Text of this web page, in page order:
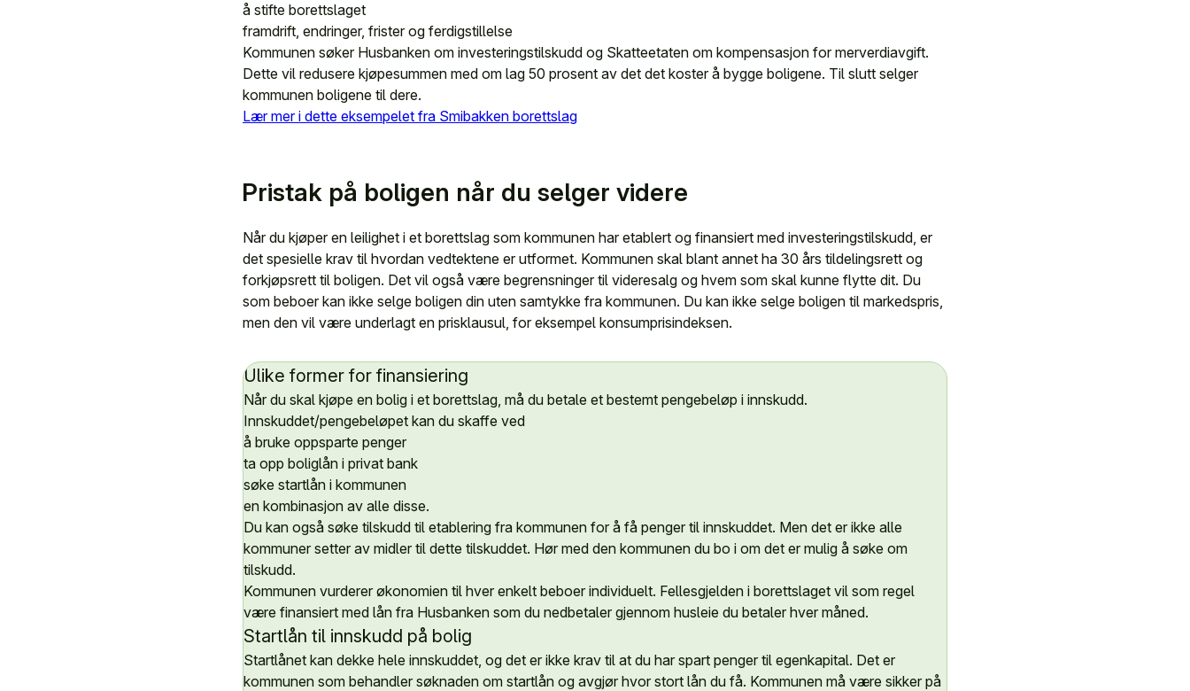
å stifte borettslaget
framdrift, endringer, frister og ferdigstillelse
Kommunen søker Husbanken om investeringstilskudd og Skatteetaten om kompensasjon for merverdiavgift.
Dette vil redusere kjøpesummen med om lag 50 prosent av det det koster å bygge boligene. Til slutt selger
kommunen boligene til dere.
Lær mer i dette eksempelet fra Smibakken borettslag
Pristak på boligen når du selger videre
Når du kjøper en leilighet i et borettslag som kommunen har etablert og finansiert med investeringstilskudd, er
det spesielle krav til hvordan vedtektene er utformet. Kommunen skal blant annet ha 30 års tildelingsrett og
forkjøpsrett til boligen. Det vil også være begrensninger til videresalg og hvem som skal kunne flytte dit. Du
som beboer kan ikke selge boligen din uten samtykke fra kommunen. Du kan ikke selge boligen til markedspris,
men den vil være underlagt en prisklausul, for eksempel konsumprisindeksen.
Ulike former for finansiering
Når du skal kjøpe en bolig i et borettslag, må du betale et bestemt pengebeløp i innskudd.
Innskuddet/pengebeløpet kan du skaffe ved
å bruke oppsparte penger
ta opp boliglån i privat bank
søke startlån i kommunen
en kombinasjon av alle disse.
Du kan også søke tilskudd til etablering fra kommunen for å få penger til innskuddet. Men det er ikke alle
kommuner setter av midler til dette tilskuddet. Hør med den kommunen du bo i om det er mulig å søke om
tilskudd.
Kommunen vurderer økonomien til hver enkelt beboer individuelt. Fellesgjelden i borettslaget vil som regel
være finansiert med lån fra Husbanken som du nedbetaler gjennom husleie du betaler hver måned.
Startlån til innskudd på bolig
Startlånet kan dekke hele innskuddet, og det er ikke krav til at du har spart penger til egenkapital. Det er
kommunen som behandler søknaden om startlån og avgjør hvor stort lån du få. Kommunen må være sikker på